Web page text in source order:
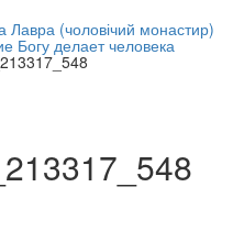
Лавра (чоловічий монастир)
Богу делает человека